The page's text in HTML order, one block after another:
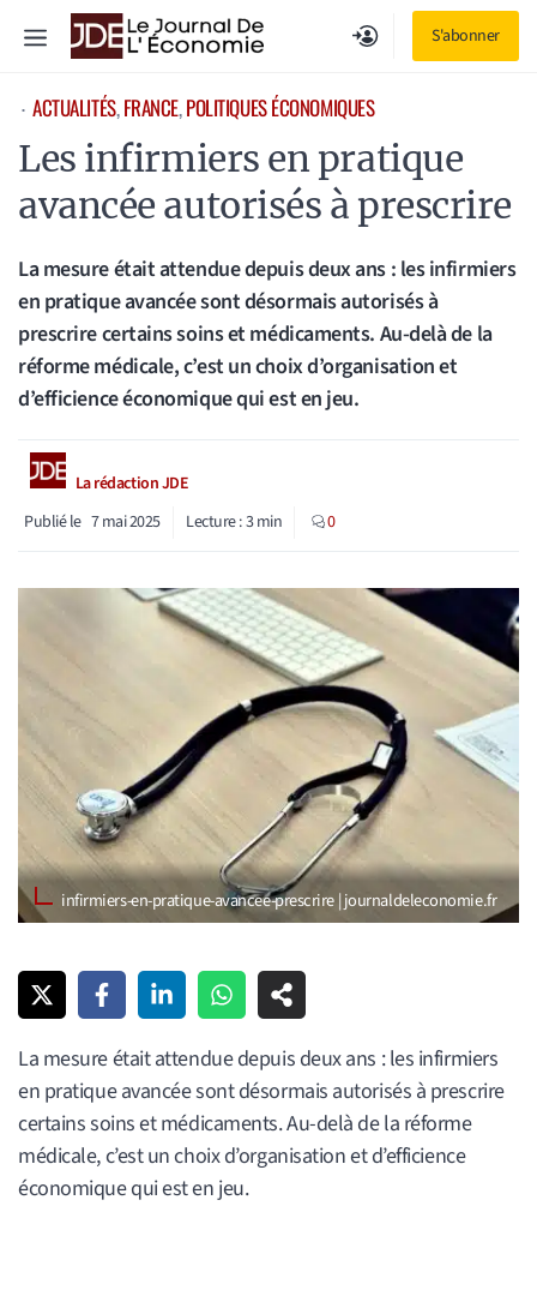
S'abonner
Menu
⋅ ACTUALITÉS, FRANCE, POLITIQUES ÉCONOMIQUES
Les infirmiers en pratique
avancée autorisés à prescrire
La mesure était attendue depuis deux ans : les infirmiers
en pratique avancée sont désormais autorisés à
prescrire certains soins et médicaments. Au-delà de la
réforme médicale, c’est un choix d’organisation et
d’efficience économique qui est en jeu.
La rédaction JDE
Publié le 7 mai 2025 Lecture :3min 0
infirmiers-en-pratique-avancee-prescrire | journaldeleconomie.fr
La mesure était attendue depuis deux ans : les infirmiers
en pratique avancée sont désormais autorisés à prescrire
certains soins et médicaments. Au-delà de la réforme
médicale, c’est un choix d’organisation et d’efficience
économique qui est en jeu.